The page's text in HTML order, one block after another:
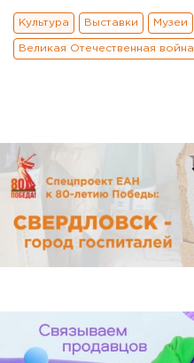
Культура Выставки Музеи
Великая Отечественная война